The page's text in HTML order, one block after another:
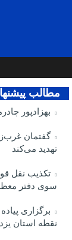
مطالب
بهزادپور
گفتمان
تهدید می‌کند
تکذیب نقل
سوی دفتر
نقطه استان یزد